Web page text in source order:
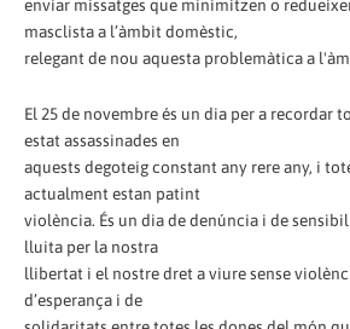
enviar missatges que minimitzen o
masclista a l’àmbit domèstic,
relegant de nou aquesta problemàtica a
El 25 de novembre és un dia per a recordar
estat assassinades en
aquests degoteig constant any rere any, i
actualment estan patint
violència. És un dia de denúncia i de
lluita per la nostra
llibertat i el nostre dret a viure sense
d’esperança i de